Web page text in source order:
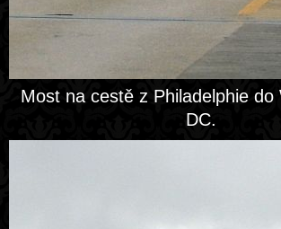
Most na cestě z Philadelphie do
DC.